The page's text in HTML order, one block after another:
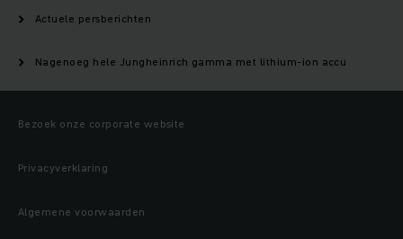
Actuele persberichten
Nagenoeg hele Jungheinrich gamma met lithium-ion accu
Bezoek onze corporate website
Privacyverklaring
Algemene voorwaarden